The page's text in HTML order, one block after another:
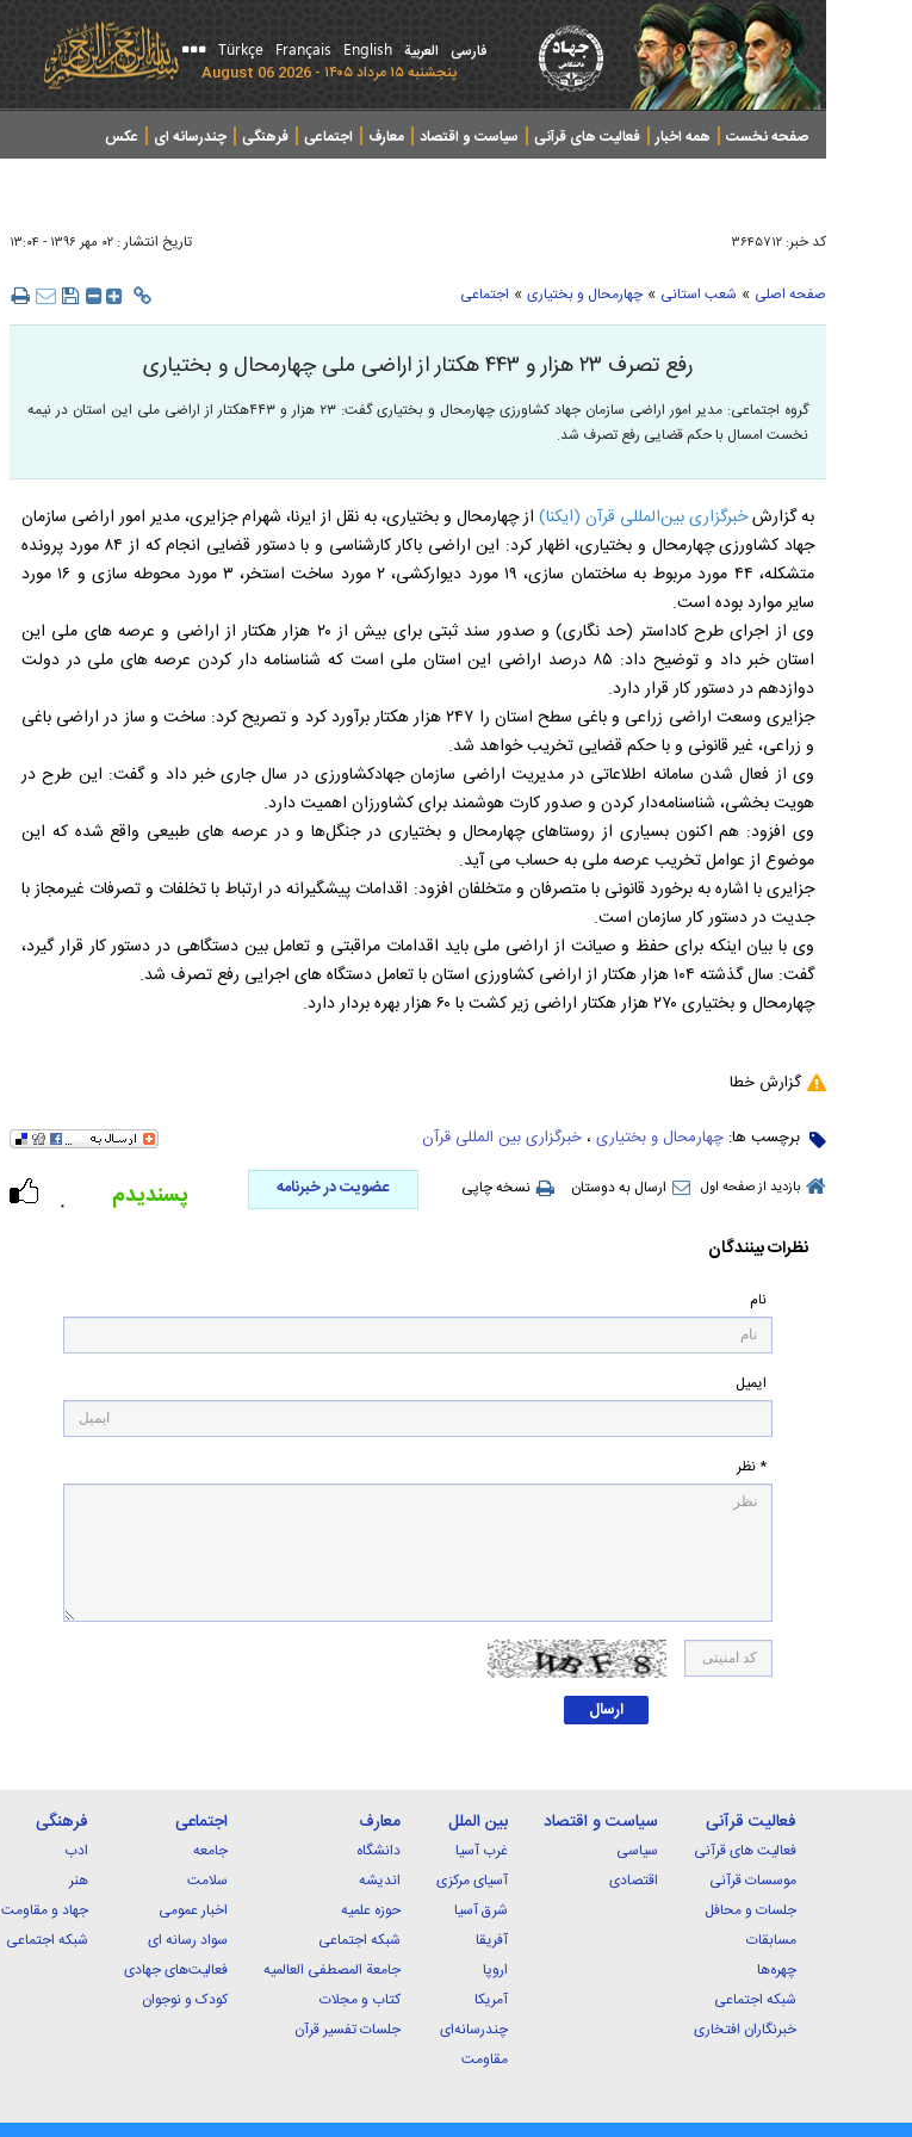
فارسی العربیة English
Français
Türkçe
پنجشنبه ۱۵ مرداد ۱۴۰۵ - 2026 August 06
صفحه نخست همه اخبار فعالیت های قرآنی سیاست و اقتصاد معارف اجتماعی فرهنگی چندرسانه ای عکس
کد خبر: ۳۶۴۵۷۱۲ تاریخ انتشار : ۰۲ مهر ۱۳۹۶ - ۱۳:۰۴
صفحه اصلی » شعب استانی » چهارمحال و بختیاری » اجتماعی
رفع تصرف ۲۳ هزار و ۴۴۳ هکتار از اراضی ملی چهارمحال و بختیاری
گروه اجتماعی: مدیر امور اراضی سازمان جهاد کشاورزی چهارمحال و بختیاری گفت: ۲۳ هزار و ۴۴۳هکتار از اراضی ملی این استان در نیمه
نخست امسال با حکم قضایی رفع تصرف شد.
به گزارشخبرگزاری بین‌المللی قرآن (ایکنا) از چهارمحال و بختیاری، به نقل از ایرنا، شهرام جزایری، مدیر امور اراضی سازمان
جهاد کشاورزی چهارمحال و بختیاری، اظهار کرد: این اراضی باکار کارشناسی و با دستور قضایی انجام که از ۸۴ مورد پرونده
متشکله، ۴۴ مورد مربوط به ساختمان سازی، ۱۹ مورد دیوارکشی، ۲ مورد ساخت استخر، ۳ مورد محوطه سازی و ۱۶ مورد
سایر موارد بوده است.
وی از اجرای طرح کاداستر (حد نگاری) و صدور سند ثبتی برای بیش از ۲۰ هزار هکتار از اراضی و عرصه های ملی این
استان خبر داد و توضیح داد: ۸۵ درصد اراضی این استان ملی است که شناسنامه دار کردن عرصه های ملی در دولت
دوازدهم در دستور کار قرار دارد.
جزایری وسعت اراضی زراعی و باغی سطح استان را ۲۴۷ هزار هکتار برآورد کرد و تصریح کرد: ساخت و ساز در اراضی باغی
و زراعی، غیر قانونی و با حکم قضایی تخریب خواهد شد.
وی از فعال شدن سامانه اطلاعاتی در مدیریت اراضی سازمان جهادکشاورزی در سال جاری خبر داد و گفت: این طرح در
هویت‌ بخشی، شناسنامه‌‌دار کردن و صدور کارت هوشمند برای کشاورزان اهمیت دارد.
وی افزود: هم اکنون بسیاری از روستاهای چهارمحال و بختیاری در جنگل‌ها و در عرصه های طبیعی واقع شده که این
موضوع از عوامل تخریب عرصه ملی به حساب می آید.
جزایری با اشاره به برخورد قانونی با متصرفان و متخلفان افزود: اقدامات پیشگیرانه در ارتباط با تخلفات و تصرفات غیرمجاز با
جدیت در دستور کار سازمان است.
وی با بیان اینکه برای حفظ و صیانت از اراضی ملی باید اقدامات مراقبتی و تعامل بین دستگاهی در دستور کار قرار گیرد،
گفت: سال گذشته ۱۰۴ هزار هکتار از اراضی کشاورزی استان با تعامل دستگاه های اجرایی رفع تصرف شد.
چهارمحال و بختیاری ۲۷۰ هزار هکتار اراضی زیر کشت با ۶۰ هزار بهره بردار دارد.
گزارش خطا
برچسب ها: چهارمحال و بختیاری ، خبرگزاری بین المللی قرآن
بازدید از صفحه اول ارسال به دوستان نسخه چاپی عضویت در خبرنامه
۰ پسندیدم
نظرات بینندگان
نام
ایمیل
* نظر
فعالیت قرآنی
فعالیت های قرآنی
موسسات قرآنی
جلسات و محافل
مسابقات
چهره‌ها
شبکه اجتماعی
خبرنگاران افتخاری
سیاست و اقتصاد
سیاسی
اقتصادی
بین الملل
غرب آسیا
آسیای مرکزی
شرق آسیا
آفریقا
اروپا
آمریکا
چندرسانه‌ای
مقاومت
معارف
دانشگاه
اندیشه
حوزه علمیه
شبکه اجتماعی
جامعة المصطفی العالمیه
کتاب و مجلات
جلسات تفسیر قرآن
اجتماعی
جامعه
سلامت
اخبار عمومی
سواد رسانه ای
فعالیت‌های جهادی
کودک و نوجوان
فرهنگی
ادب
هنر
جهاد و مقاومت
شبکه اجتماعی